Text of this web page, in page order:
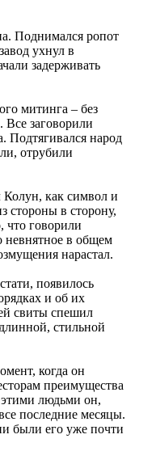
Поднимался ропот
ухнул в
задерживать
митинга – без
Все заговорили
Подтягивался народ
отрубили
Колун, как символ и
стороны в сторону,
что говорили
невнятное в общем
нарастал.
появилось
и об их
свиты спешил
стильной
когда он
преимущества
этими людьми он,
последние месяцы.
были его уже почти